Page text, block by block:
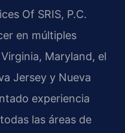
Of SRIS, P.C.
en múltiples
Maryland, el
Jersey y Nueva
experiencia
las áreas de